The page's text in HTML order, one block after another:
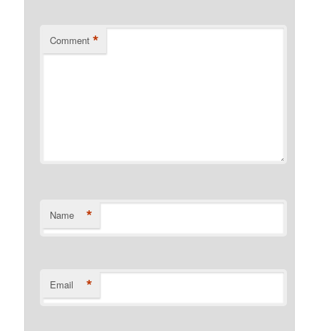
Comment *
Name *
Email *